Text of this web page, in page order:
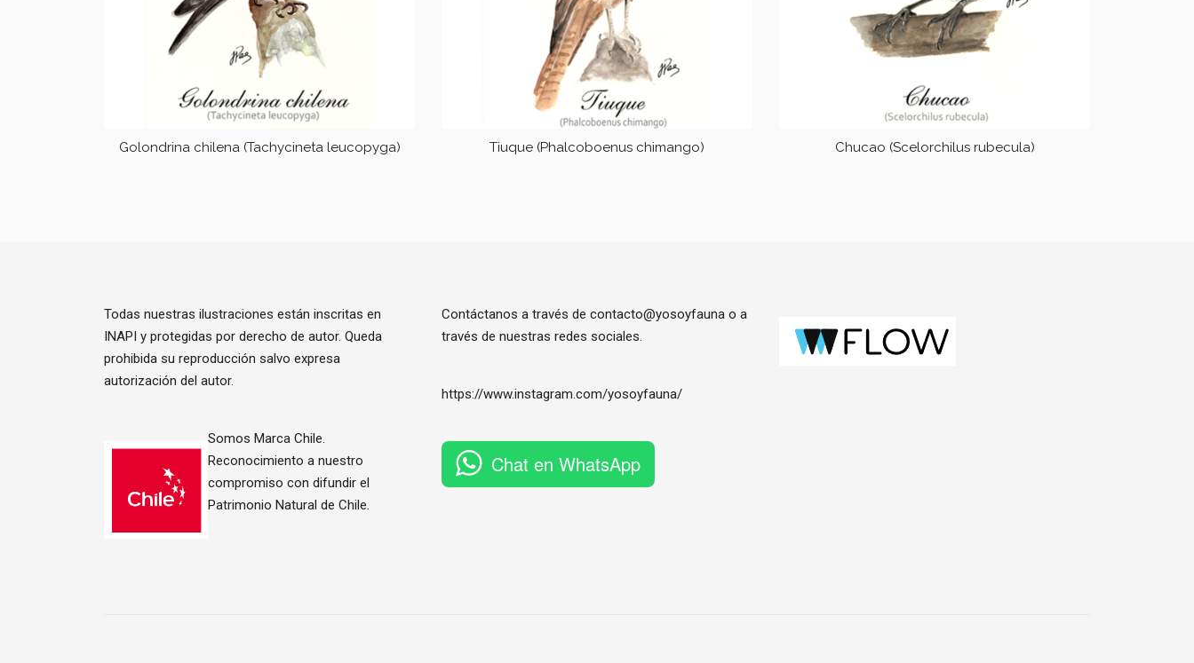
Golondrina chilena (Tachycineta leucopyga) Tiuque (Phalcoboenus chimango) Chucao (Scelorchilus rubecula)
Todas nuestras ilustraciones están inscritas en
INAPI y protegidas por derecho de autor. Queda
prohibida su reproducción salvo expresa
autorización del autor.
Somos Marca Chile.
Reconocimiento a nuestro
compromiso con difundir el
Patrimonio Natural de Chile.
Contáctanos a través de contacto@yosoyfauna o a
través de nuestras redes sociales.
https://www.instagram.com/yosoyfauna/
Chat en WhatsApp